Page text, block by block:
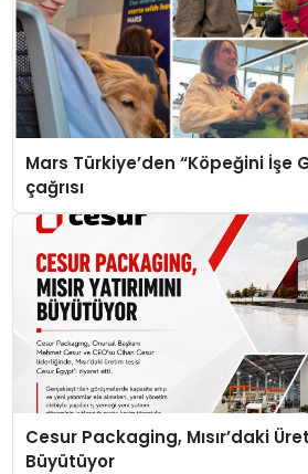
Mars Türkiye’den “Köpeğini İşe
çağrısı
Cesur Packaging, Mısır’daki
Büyütüyor